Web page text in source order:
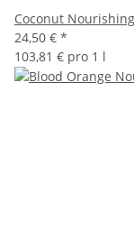
Coconut
24,50 € *
103,81 € pro 1 l